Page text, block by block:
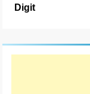
Digit